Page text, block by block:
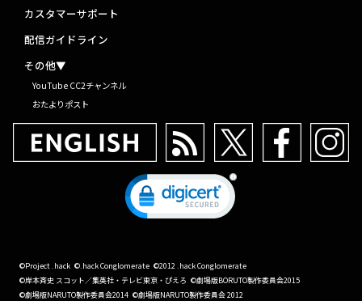
カスタマーサポート
配信ガイドライン
その他▼
YouTube CC2チャンネル
おたよりポスト
©Project .hack ©.hack Conglomerate ©2012 .hack Conglomerate
©岸本斉史 スコット／集英社・テレビ東京・ぴえろ ©劇場版BORUTO製作委員会2015
©劇場版NARUTO製作委員会2014 ©劇場版NARUTO製作委員会 2012